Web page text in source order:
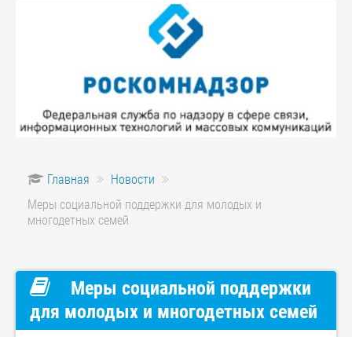
Главная
Новости
Меры социальной поддержки для молодых и
многодетных семей
Меры социальной поддержки
для молодых и многодетных семей